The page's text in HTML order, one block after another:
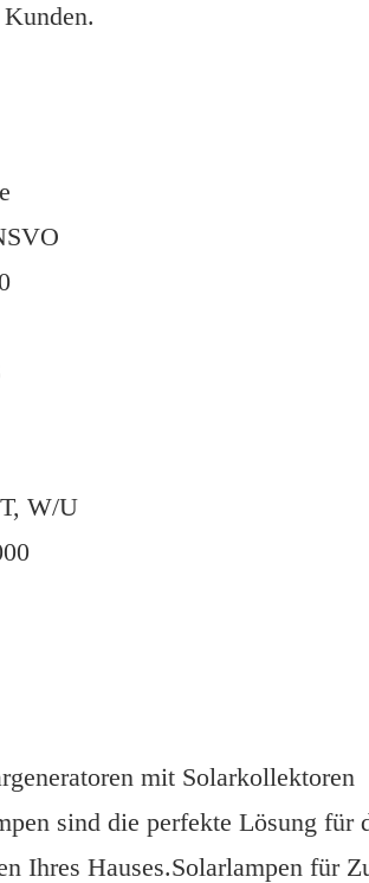
W/U
mit Solarkollektoren
sind die perfekte Lösung für
Ihres Hauses.Solarlampen für